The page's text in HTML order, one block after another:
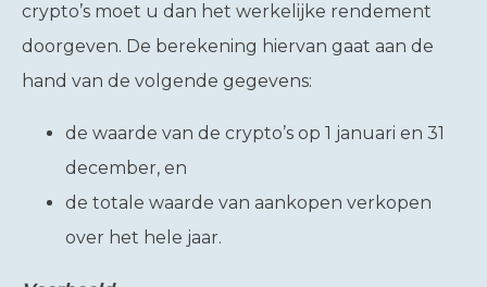
crypto’s moet u dan het werkelijke rendement
doorgeven. De berekening hiervan gaat aan de
hand van de volgende gegevens:
de waarde van de crypto’s op 1 januari en 31
december, en
de totale waarde van aankopen verkopen
over het hele jaar.